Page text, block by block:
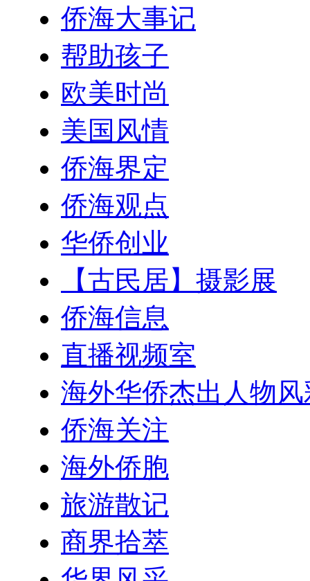
侨海大事记
帮助孩子
欧美时尚
美国风情
侨海界定
侨海观点
华侨创业
【古民居】摄影展
侨海信息
直播视频室
海外华侨杰出人物
侨海关注
海外侨胞
旅游散记
商界拾萃